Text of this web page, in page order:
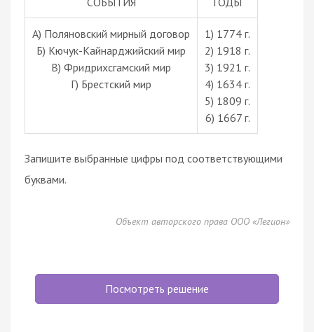
А) Поляновский мирный договор
Б) Кючук-Кайнарджийский мир
В) Фридрихсгамский мир
Г) Брестский мир
1) 1774 г.
2) 1918 г.
3) 1921 г.
4) 1634 г.
5) 1809 г.
6) 1667 г.
Запишите выбранные цифры под соответствующими
буквами.
Объект авторского права ООО «Легион»
Посмотреть решение